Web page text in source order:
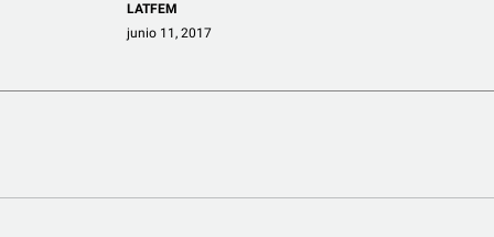
REDACCIÓN ABIERTA
LATFEMLAB.
LATFEM
junio 11, 2017